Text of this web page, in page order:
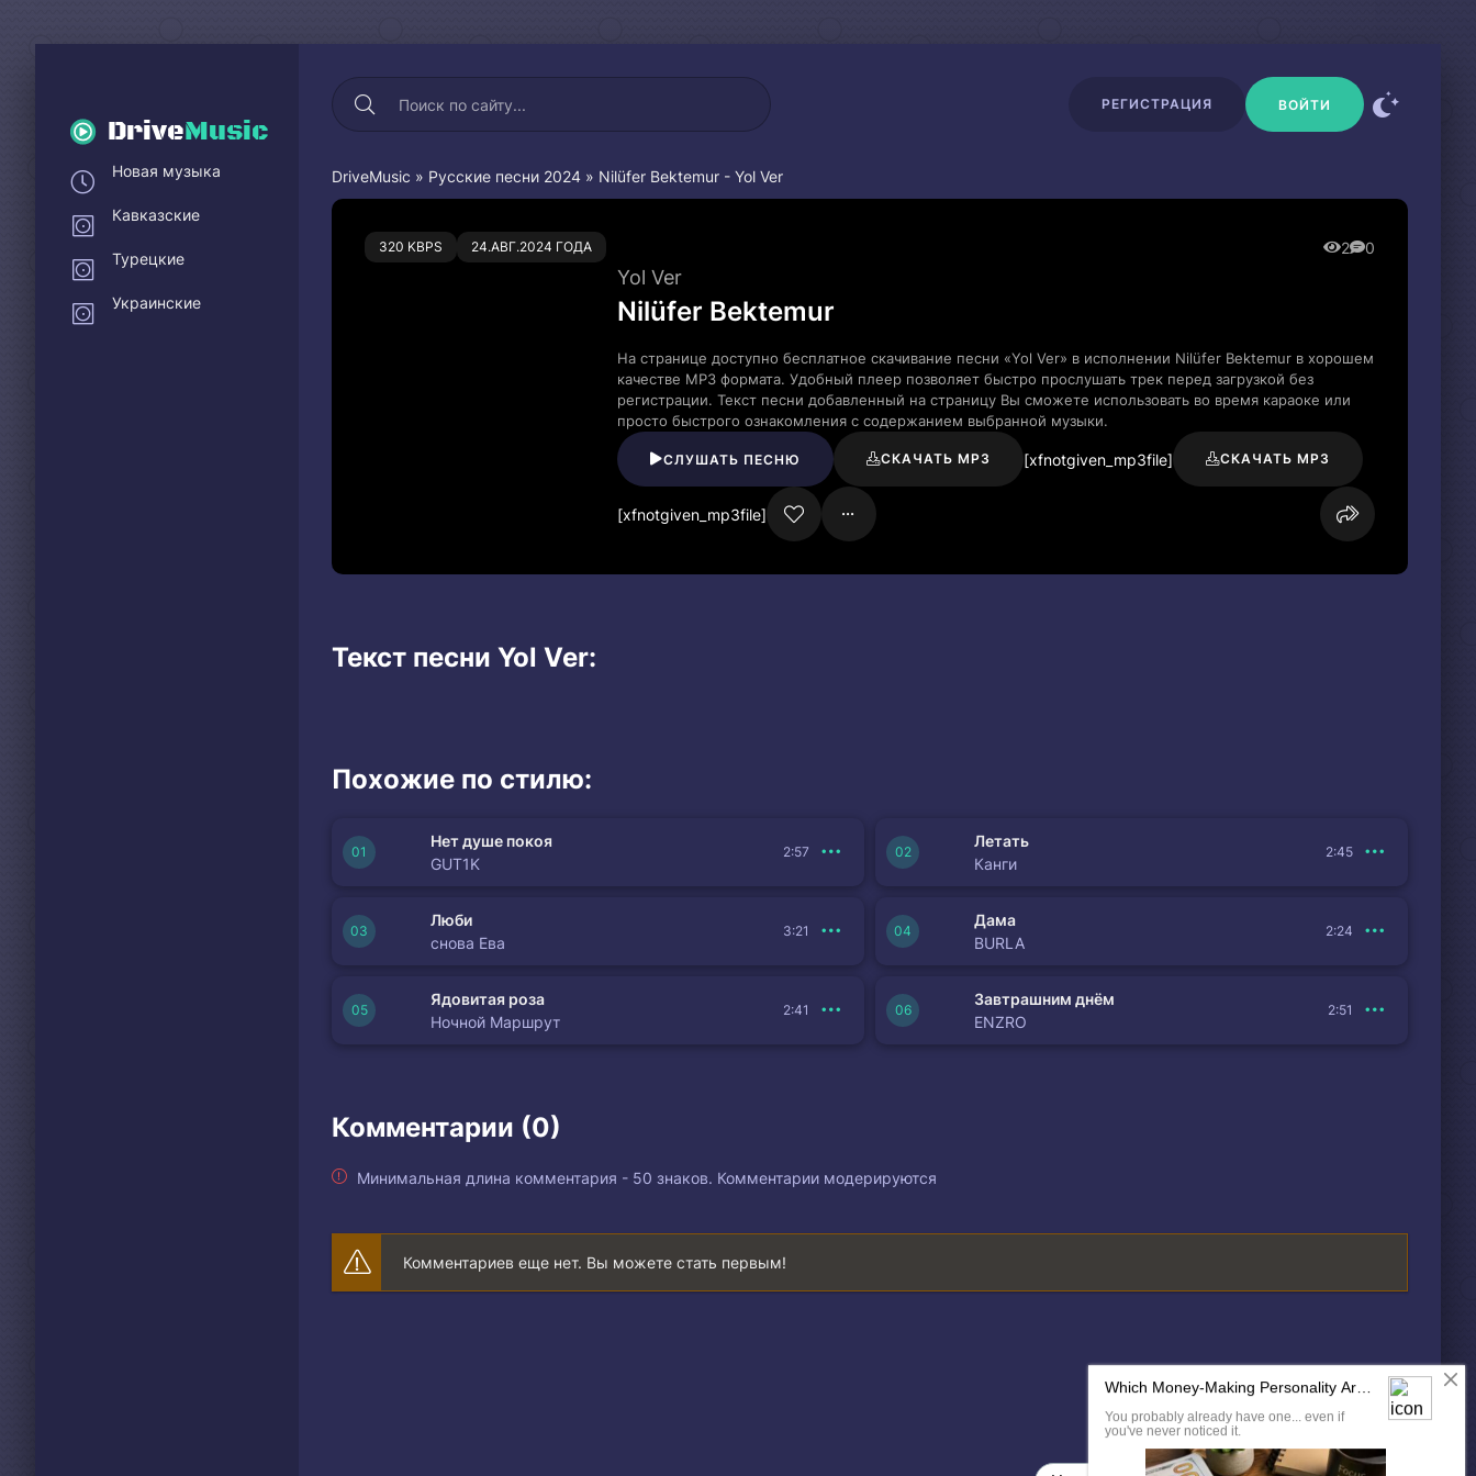
DriveMusic
РЕГИСТРАЦИЯ ВОЙТИ
DriveMusic » Русские песни 2024 » Nilüfer Bektemur - Yol Ver
320 KBPS 24.АВГ.2024 ГОДА 2 0
0 0
Yol Ver
Nilüfer Bektemur
На странице доступно бесплатное скачивание песни «Yol Ver» в исполнении Nilüfer Bektemur в хорошем
качестве MP3 формата. Удобный плеер позволяет быстро прослушать трек перед загрузкой без
регистрации. Текст песни добавленный на страницу Вы сможете использовать во время караоке или
просто быстрого ознакомления с содержанием выбранной музыки.
СЛУШАТЬ ПЕСНЮ СКАЧАТЬ MP3 [xfnotgiven_mp3file] СКАЧАТЬ MP3
[xfnotgiven_mp3file]
Текст песни Yol Ver:
Похожие по стилю:
Нет душе покоя
GUT1K
2:57
Летать
Канги
2:45
Люби
снова Ева
3:21
Дама
BURLA
2:24
Ядовитая роза
Ночной Маршрут
2:41
Завтрашним днём
ENZRO
2:51
Комментарии (0)
Минимальная длина комментария - 50 знаков. Комментарии модерируются
Комментариев еще нет. Вы можете стать первым!
Новая музыка
Кавказские
Турецкие
Украинские